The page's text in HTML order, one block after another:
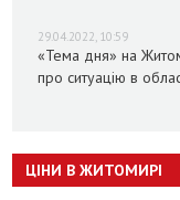
29.04.2022, 10:59
«Тема дня» на
про ситуацію в
ЦІНИ В ЖИТОМИРІ